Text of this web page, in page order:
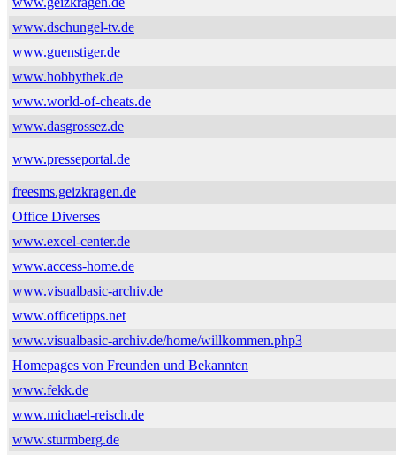
www.dschungel-tv.de
www.guenstiger.de
www.hobbythek.de
www.world-of-cheats.de
www.dasgrossez.de
www.presseportal.de
freesms.geizkragen.de
Office Diverses
www.excel-center.de
www.access-home.de
www.visualbasic-archiv.de
www.officetipps.net
www.visualbasic-archiv.de/home/willkommen.php3
Homepages von Freunden und Bekannten
www.fekk.de
www.michael-reisch.de
www.sturmberg.de